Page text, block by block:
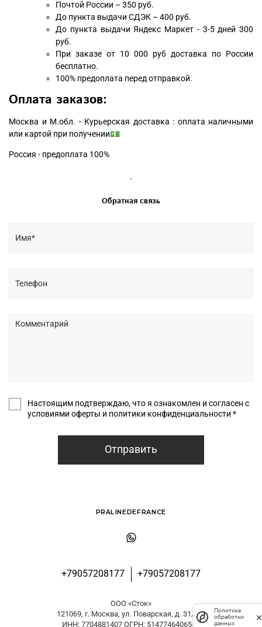
Почтой России – 350 руб.
До пункта выдачи СДЭК – 400 руб.
До пункта выдачи Яндекс Маркет - 3-5 дней 300
руб.
При заказе от 10 000 руб доставка по России
бесплатно.
100% предоплата перед отправкой.
Оплата заказов:
Москва и М.обл. - Курьерская доставка : оплата наличными
или картой при получении💵
Россия - предоплата 100%
.
Обратная связь
Настоящим подтверждаю, что я ознакомлен и согласен с
условиями оферты и политики конфиденциальности *
Отправить
+79057208177 +79057208177
PRALINEDEFRANCE
ООО «Сток»
121069, г. Москва, ул. Поварская, д. 31/29
ИНН: 7704881407 ОГРН: 5147746406561
Политика
обработки
данных